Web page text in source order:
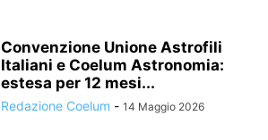
Convenzione Unione Astrofili
Italiani e Coelum Astronomia:
estesa per 12 mesi...
Redazione Coelum - 14 Maggio 2026